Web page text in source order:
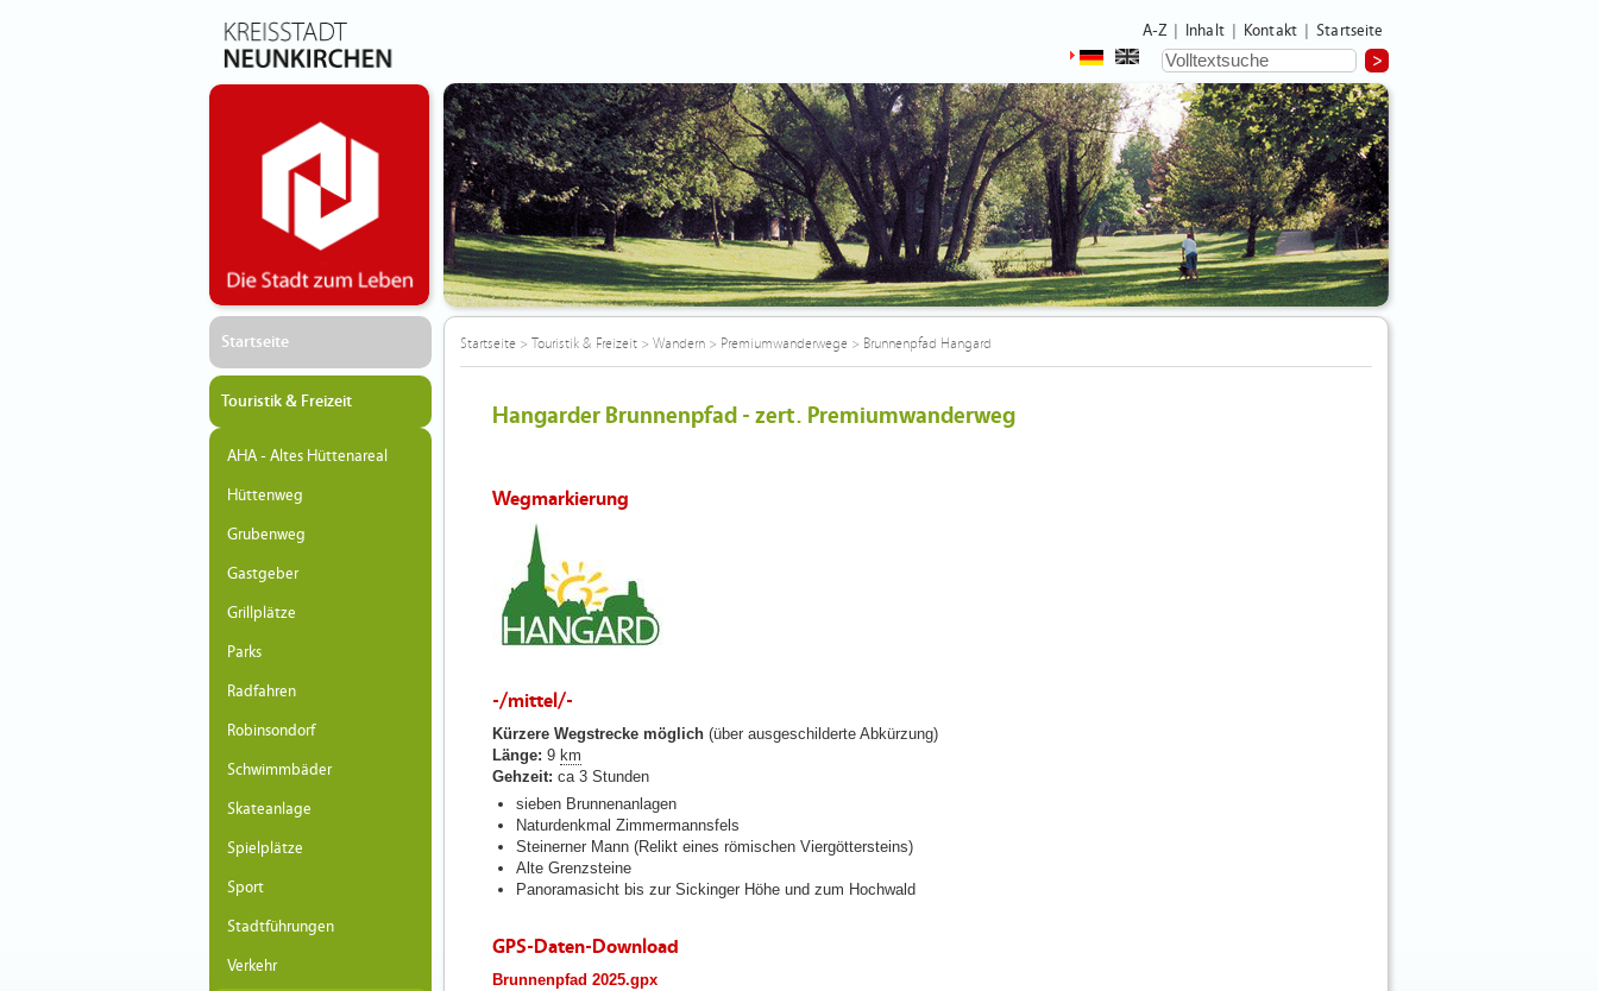
A-Z Inhalt Kontakt Startseite
Startseite
Touristik & Freizeit
AHA - Altes Hüttenareal
Hüttenweg
Grubenweg
Gastgeber
Grillplätze
Parks
Radfahren
Robinsondorf
Schwimmbäder
Skateanlage
Spielplätze
Sport
Stadtführungen
Verkehr
Startseite> Touristik & Freizeit> Wandern> Premiumwanderwege> Brunnenpfad Hangard
Hangarder Brunnenpfad - zert. Premiumwanderweg
Wegmarkierung
-/mittel/-
Kürzere Wegstrecke möglich (über ausgeschilderte Abkürzung)
Länge: 9 km
Gehzeit: ca 3 Stunden
sieben Brunnenanlagen
Naturdenkmal Zimmermannsfels
Steinerner Mann (Relikt eines römischen Viergöttersteins)
Alte Grenzsteine
Panoramasicht bis zur Sickinger Höhe und zum Hochwald
GPS-Daten-Download
Brunnenpfad 2025.gpx